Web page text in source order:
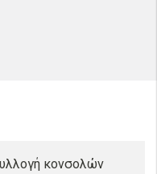
κονσολών